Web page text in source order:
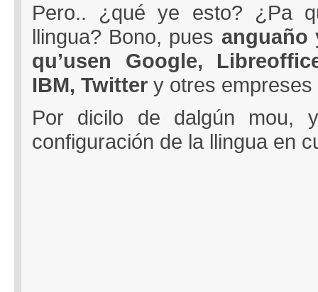
Pero.. ¿qué ye esto? ¿Pa
llingua? Bono, pues anguaño
qu’usen Google,
IBM, Twitter y otres
Por dicilo de dalgún mou,
configuración de la llingua en